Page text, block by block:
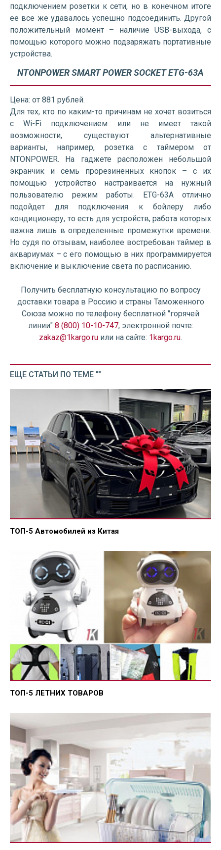
подключением розетки к сети, но в конечном итоге
ее все же удавалось успешно подсоединить. Другой
положительный момент – наличие USB-выхода, с
помощью которого можно подзаряжать портативные
устройства.
NTONPOWER SMART POWER SOCKET ETG-63A
Цена: от 881 рублей.
Для тех, кто по каким-то причинам не хочет возиться
с Wi-Fi подключением или не имеет такой
возможности, существуют альтернативные
варианты, например, розетка с таймером от
NTONPOWER. На гаджете расположен небольшой
экранчик и семь прорезиненных кнопок – с их
помощью устройство настраивается на нужный
пользователю режим работы. ETG-63A отлично
подойдет для подключения к бойлеру либо
кондиционеру, то есть для устройств, работа которых
важна лишь в определенные промежутки времени.
Но судя по отзывам, наиболее востребован таймер в
аквариумах – с его помощью в них программируется
включение и выключение света по расписанию.
Получить бесплатную консультацию по вопросу
доставки товара в Россию и страны Таможенного
Союза можно по телефону бесплатной "горячей
линии" 8 (800) 10-10-747, электронной почте:
zakaz@1kargo.ru или на сайте: 1kargo.ru.
ЕЩЕ СТАТЬИ ПО ТЕМЕ ""
ТОП-5 Автомобилей из Китая
ТОП-5 ЛЕТНИХ ТОВАРОВ